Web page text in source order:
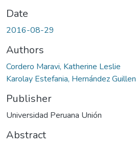
Date
2016-08-29
Authors
Cordero Maravi, Katherine Leslie
Karolay Estefania, Hernández Guillen
Publisher
Universidad Peruana Unión
Abstract